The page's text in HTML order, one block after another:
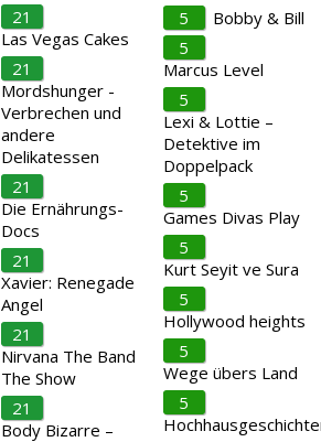
21
Las Vegas Cakes
21
Mordshunger -
Verbrechen und
andere
Delikatessen
21
Die Ernährungs-
Docs
21
Xavier: Renegade
Angel
21
Nirvana The Band
The Show
21
Body Bizarre –
5
Bobby & Bill
5
Marcus Level
5
Lexi & Lottie –
Detektive im
Doppelpack
5
Games Divas Play
5
Kurt Seyit ve Sura
5
Hollywood heights
5
Wege übers Land
5